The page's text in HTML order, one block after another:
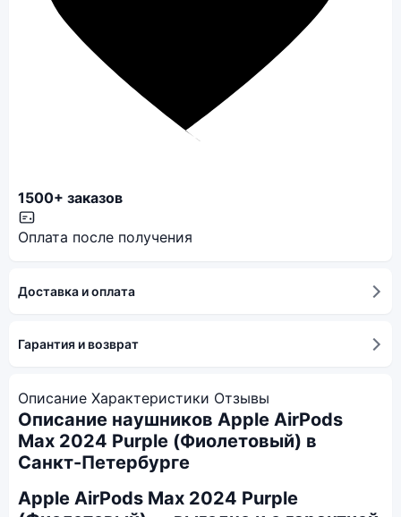
1500+ заказов
Оплата после получения
Доставка и оплата
Гарантия и возврат
Описание Характеристики Отзывы
Описание наушников Apple AirPods
Max 2024 Purple (Фиолетовый) в
Санкт-Петербурге
Apple AirPods Max 2024 Purple